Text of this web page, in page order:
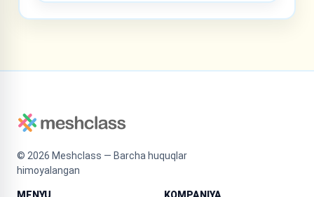
© 2026 Meshclass — Barcha huquqlar
himoyalangan